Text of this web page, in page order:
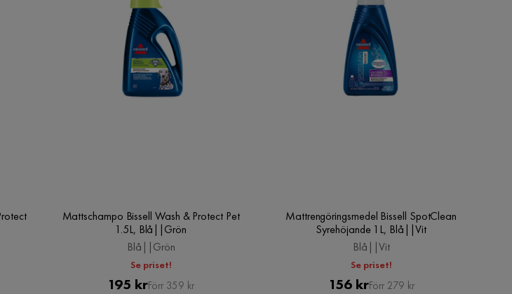
Mattschampo Bissell Wash & Protect Pet
1.5L, Blå||Grön
Blå||Grön
Se priset!
Pris
195 krOriginal
Förr 359 kr
Mattrengöringsmedel Bissell SpotClean
Syrehöjande 1L, Blå||Vit
Blå||Vit
Se priset!
Pris
156 krOriginal
Förr 279 kr